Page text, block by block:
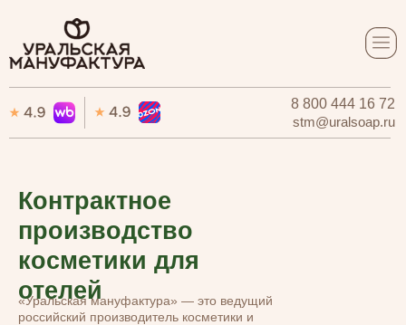
8 800 444 16 72
stm@uralsoap.ru
8 800 444 16 72
stm@uralsoap.ru
«Уральская мануфактура» — это ведущий
российский производитель косметики и
Контрактное
производство
косметики для
отелей